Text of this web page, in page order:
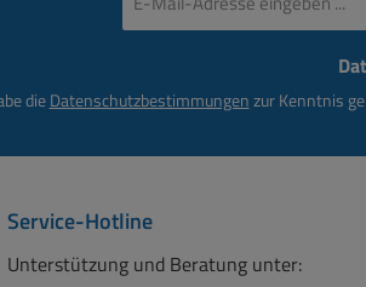
Mail-
dieDatenschutzbestimmungenzur Kenntnis
Service-Hotline
Unterstützung und Beratung unter: